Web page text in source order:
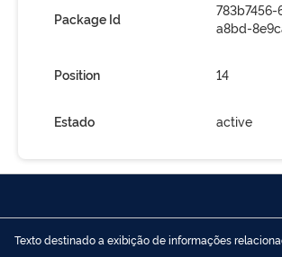
Package Id
a8bd-
Position 14
Estado active
Texto destinado a exibição de informações